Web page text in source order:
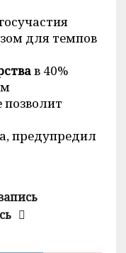
для темпов
в 40%
предупредил